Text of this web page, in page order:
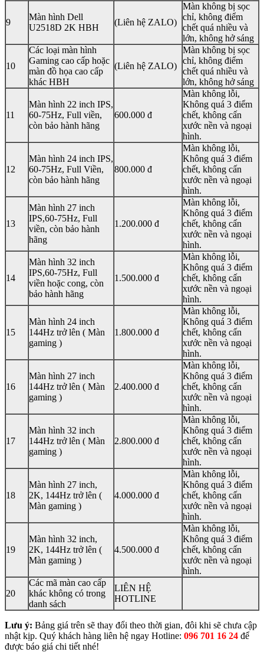
9
Màn hình Dell
U2518D 2K HBH
(Liên hệ ZALO)
Màn không bị sọc
chỉ, không điểm
chết quá nhiều và
lớn, không hở sáng
10
Các loại màn hình
Gaming cao cấp hoặc
màn đồ họa cao cấp
khác HBH
(Liên hệ ZALO)
Màn không bị sọc
chỉ, không điểm
chết quá nhiều và
lớn, không hở sáng
11
Màn hình 22 inch IPS,
60-75Hz, Full viền,
còn bảo hành hãng
600.000 đ
Màn không lỗi,
Không quá 3 điểm
chết, không cấn
xước nền và ngoại
hình.
12
Màn hình 24 inch IPS,
60-75Hz, Full Viền,
còn bảo hành hãng
800.000 đ
Màn không lỗi,
Không quá 3 điểm
chết, không cấn
xước nền và ngoại
hình.
13
Màn hình 27 inch
IPS,60-75Hz, Full
viền, còn bảo hành
hãng
1.200.000 đ
Màn không lỗi,
Không quá 3 điểm
chết, không cấn
xước nền và ngoại
hình.
14
Màn hình 32 inch
IPS,60-75Hz, Full
viền hoặc cong, còn
bảo hành hãng
1.500.000 đ
Màn không lỗi,
Không quá 3 điểm
chết, không cấn
xước nền và ngoại
hình.
15
Màn hình 24 inch
144Hz trở lên ( Màn
gaming )
1.800.000 đ
Màn không lỗi,
Không quá 3 điểm
chết, không cấn
xước nền và ngoại
hình.
16
Màn hình 27 inch
144Hz trở lên ( Màn
gaming )
2.400.000 đ
Màn không lỗi,
Không quá 3 điểm
chết, không cấn
xước nền và ngoại
hình.
17
Màn hình 32 inch
144Hz trở lên ( Màn
gaming )
2.800.000 đ
Màn không lỗi,
Không quá 3 điểm
chết, không cấn
xước nền và ngoại
hình.
18
Màn hình 27 inch,
2K, 144Hz trở lên (
Màn gaming )
4.000.000 đ
Màn không lỗi,
Không quá 3 điểm
chết, không cấn
xước nền và ngoại
hình.
19
Màn hình 32 inch,
2K, 144Hz trở lên (
Màn gaming )
4.500.000 đ
Màn không lỗi,
Không quá 3 điểm
chết, không cấn
xước nền và ngoại
hình.
20
Các mã màn cao cấp
khác không có trong
danh sách
LIÊN HỆ
HOTLINE
Lưu ý: Bảng giá trên sẽ thay đổi theo thời gian, đôi khi sẽ chưa cập
nhật kịp. Quý khách hàng liên hệ ngay Hotline: 096 701 16 24 để
được báo giá chi tiết nhé!